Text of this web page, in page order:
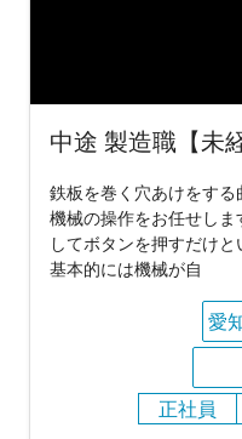
中途 製造職【未
鉄板を巻く穴あけをする
機械の操作をお任せし
してボタンを押すだけ
基本的には機械が自
愛
正社員